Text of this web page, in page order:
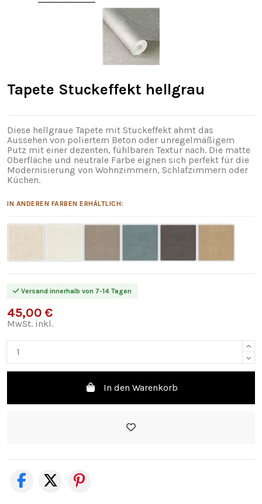
Tapete Stuckeffekt hellgrau
Diese hellgraue Tapete mit Stuckeffekt ahmt das
Aussehen von poliertem Beton oder unregelmäßigem
Putz mit einer dezenten, fühlbaren Textur nach. Die matte
Oberfläche und neutrale Farbe eignen sich perfekt für die
Modernisierung von Wohnzimmern, Schlafzimmern oder
Küchen.
IN ANDEREN FARBEN ERHÄLTLICH:
Versand innerhalb von 7-14 Tagen
45,00 €
MwSt. inkl.
In den Warenkorb